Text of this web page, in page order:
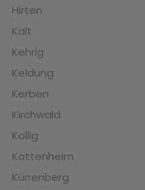
Hirten
Kalt
Kehrig
Keldung
Kerben
Kirchwald
Kollig
Kottenheim
Kürrenberg